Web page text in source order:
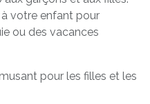
votre enfant pour
ou des vacances
pour les filles et les